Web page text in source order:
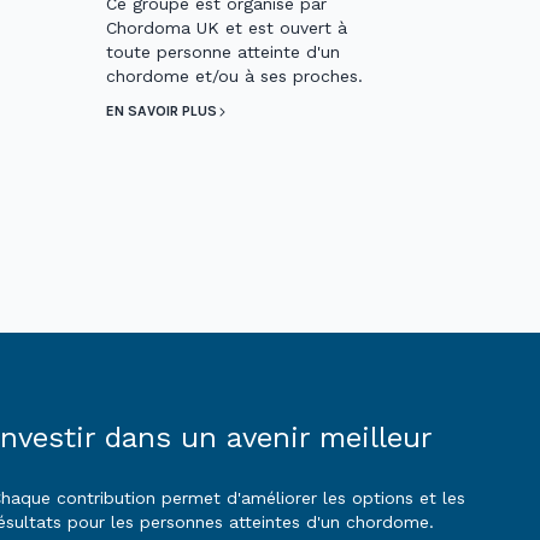
Ce groupe est organisé par
Chordoma UK et est ouvert à
toute personne atteinte d'un
chordome et/ou à ses proches.
EN SAVOIR PLUS
dans un avenir meilleur
contribution permet d'améliorer les options et les
pour les personnes atteintes d'un chordome.